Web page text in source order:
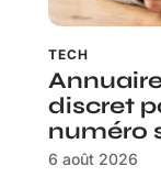
TECH
discret
numéro
6 août 2026